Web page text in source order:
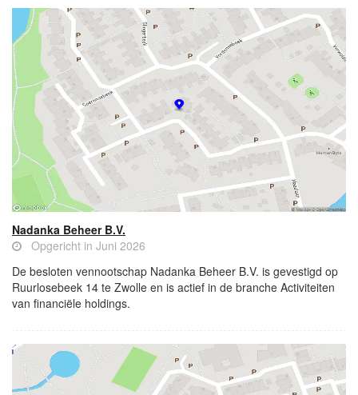
Nadanka Beheer B.V.
Opgericht in Juni 2026
De besloten vennootschap Nadanka Beheer B.V. is gevestigd op
Ruurlosebeek 14 te Zwolle en is actief in de branche Activiteiten
van financiële holdings.